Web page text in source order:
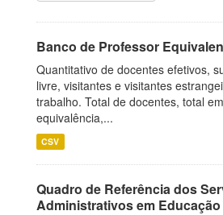
Banco de Professor
Quantitativo de docentes efetivos,
livre, visitantes e visitantes
trabalho. Total de docentes, total
equivalência,...
CSV
Quadro de Referência dos
Administrativos em Educação